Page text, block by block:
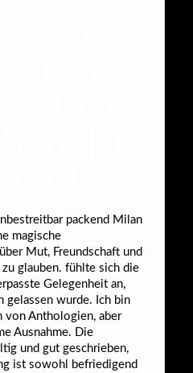
packend Milan
magische
Mut, Freundschaft und
glauben. fühlte sich die
Gelegenheit an,
gelassen wurde. Ich bin
von Anthologien, aber
Ausnahme. Die
und gut geschrieben,
ist sowohl befriedigend